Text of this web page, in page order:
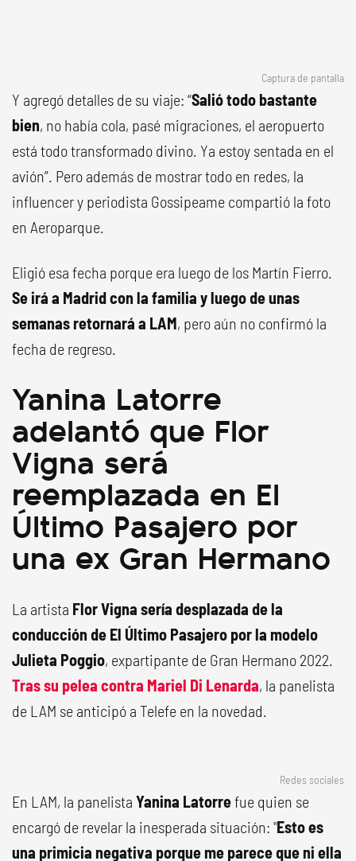
Captura de pantalla
Y agregó detalles de su viaje: “Salió todo bastante
bien, no había cola, pasé migraciones, el aeropuerto
está todo transformado divino. Ya estoy sentada en el
avión”. Pero además de mostrar todo en redes, la
influencer y periodista Gossipeame compartió la foto
en Aeroparque.
Eligió esa fecha porque era luego de los Martín Fierro.
Se irá a Madrid con la familia y luego de unas
semanas retornará a LAM, pero aún no confirmó la
fecha de regreso.
Yanina Latorre
adelantó que Flor
Vigna será
reemplazada en El
Último Pasajero por
una ex Gran Hermano
La artista Flor Vigna sería desplazada de la
conducción de El Último Pasajero por la modelo
Julieta Poggio, expartipante de Gran Hermano 2022.
Tras su pelea contra Mariel Di Lenarda, la panelista
de LAM se anticipó a Telefe en la novedad.
Redes sociales
En LAM, la panelista Yanina Latorrefue quien se
encargó de revelar la inesperada situación: "Esto es
una primicia negativa porque me parece que ni ella